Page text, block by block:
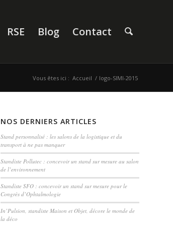
RSE Blog Contact
Vous êtes ici : Accueil / logo-SIMI-2015
NOS DERNIERS ARTICLES
Stand personnalisé : les salons de la logistique et du
transport à ne pas manquer
Standiste Pollutec : concevoir un stand sur mesure au salon
de l’environnement
Standiste SFO : concevoir un stand sur mesure pour le
Congrès d’Ophtalmologie
In’Pulsion, standiste Maison et Objet, décore le monde de
la déco